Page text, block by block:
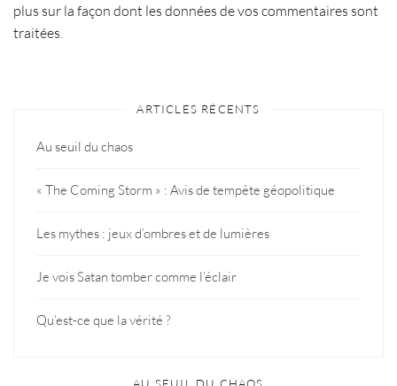
plus sur la façon dont les données de vos commentaires sont
traitées
ARTICLES RÉCENTS
Au seuil du chaos
« The Coming Storm » : Avis de tempête géopolitique
Les mythes : jeux d’ombres et de lumières
Je vois Satan tomber comme l’éclair
Qu’est-ce que la vérité ?